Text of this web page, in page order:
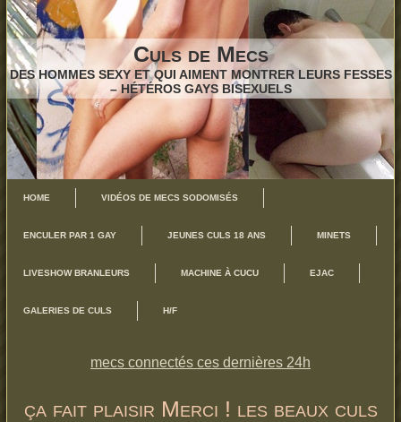
Culs de Mecs
DES HOMMES SEXY ET QUI AIMENT MONTRER LEURS FESSES
– HÉTÉROS GAYS BISEXUELS
HOME VIDÉOS DE MECS SODOMISÉS
ENCULER PAR 1 GAY JEUNES CULS 18 ANS MINETS
LIVESHOW BRANLEURS MACHINE À CUCU EJAC
GALERIES DE CULS H/F
mecs connectés ces dernières 24h
ça fait plaisir Merci ! les beaux culs